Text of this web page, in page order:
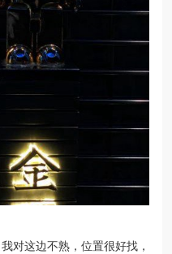
对这边不熟，位置很好找，